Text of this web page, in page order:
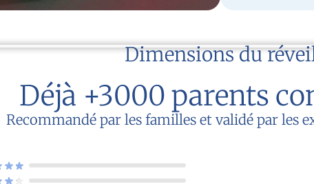
Dimensions du
Déjà +3000 parents
Recommandé par les familles et validé par les